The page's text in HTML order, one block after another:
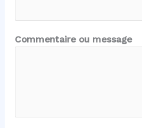
C
o
m
a
Commentaire ou message